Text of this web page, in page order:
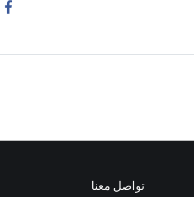
تواصل معنا